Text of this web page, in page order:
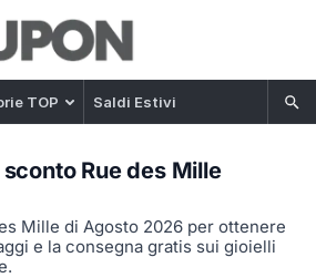
TOP Saldi Estivi
Rue des Mille
Mille di Agosto 2026 per ottenere
e la consegna gratis sui gioielli